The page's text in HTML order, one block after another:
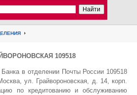
109518
Банка в отделении Почты России 109518
ул. Грайвороновская, д. 14, корп.
по кредитованию и обслуживанию